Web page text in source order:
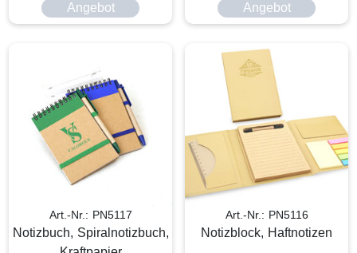
Angebot
Angebot
Art.-Nr.: PN5117
Notizbuch, Spiralnotizbuch,
Art.-Nr.: PN5116
Notizblock, Haftnotizen